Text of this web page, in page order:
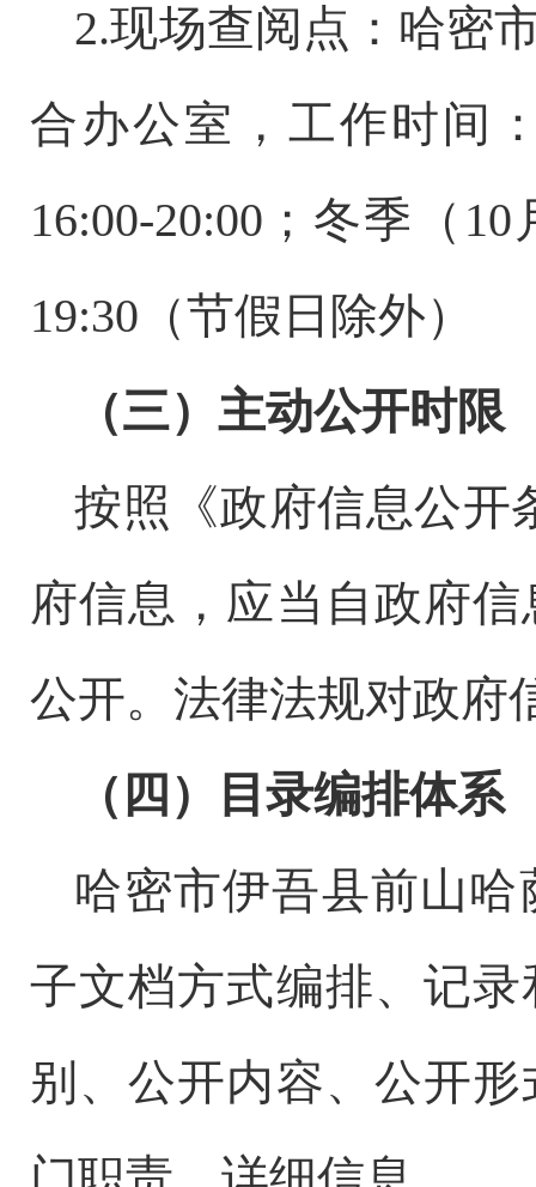
2.现场查阅点：哈密
合办公室，工作时间
16:00-20:00 ；冬季（ 10
19:30 （节假日除外）
（三）主动公开时限
按照《政府信息公开
府信息，应当自政府
公开。法律法规对政府
（四）目录编排体系
哈密市伊吾县前山
子文档方式编排、记
别、公开内容、公开